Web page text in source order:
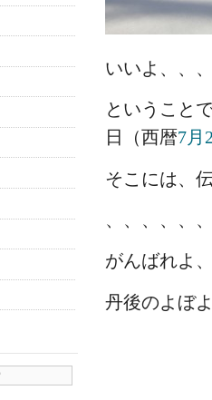
いいよ、、
ということ
日（西暦7月
そこには、
、、、、、
がんばれよ
丹後のよぼ